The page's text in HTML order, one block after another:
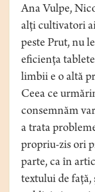
Ana Vulpe,
alţi cultivatori
peste Prut, nu
eﬁcienţa
limbii e o altă
Ceea ce
consemnăm
a trata
propriu-zis ori
parte, ca în
textului de faţă,